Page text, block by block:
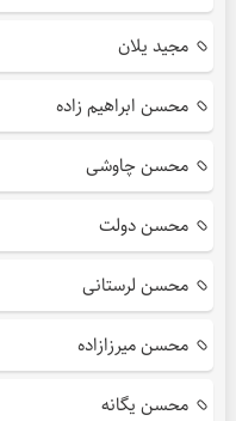
مجید یلان
محسن ابراهیم زاده
محسن چاوشی
محسن دولت
محسن لرستانی
محسن میرزازاده
محسن یگانه